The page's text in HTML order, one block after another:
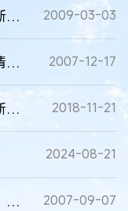
达能败走美国 达娃之争了断倒计时 2009-03-03
美国第六次修改专利法 申请人不能隐瞒关键技术点 2007-12-17
以知识产权制度新发展迎接新科技革命 2018-11-21
2024-08-21
蚁力神：抓住机遇自主创新 推动蚂蚁产业大发展 2007-09-07